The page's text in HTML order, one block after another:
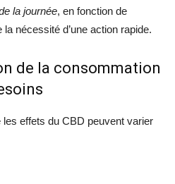
la journée, en fonction de
la nécessité d’une action rapide.
de la consommation
effets du CBD peuvent varier